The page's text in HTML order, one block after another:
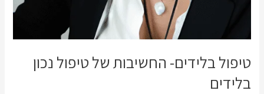
טיפול בלידים- החשיבות של טיפול נכון
בלידים